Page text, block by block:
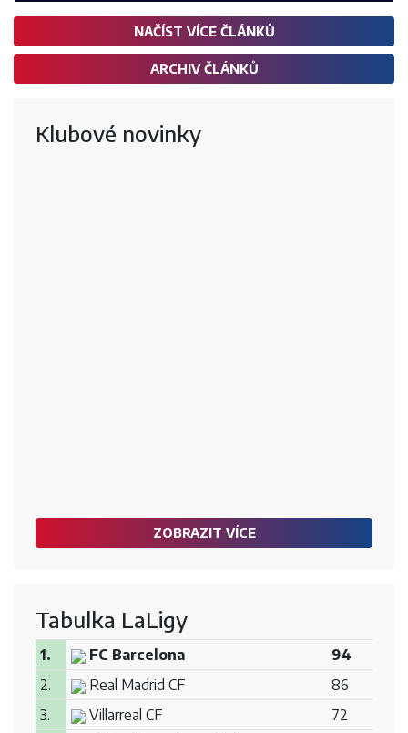
NAČÍST VÍCE ČLÁNKŮ
ARCHIV ČLÁNKŮ
Klubové novinky
ZOBRAZIT VÍCE
Tabulka LaLigy
1. FC Barcelona
94
2.
Real Madrid CF
86
3.
Villarreal CF
72